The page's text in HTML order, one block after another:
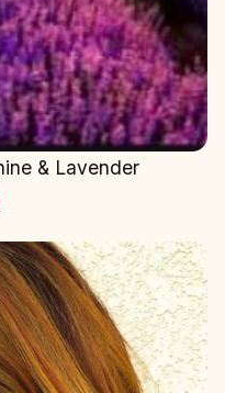
& Lavender